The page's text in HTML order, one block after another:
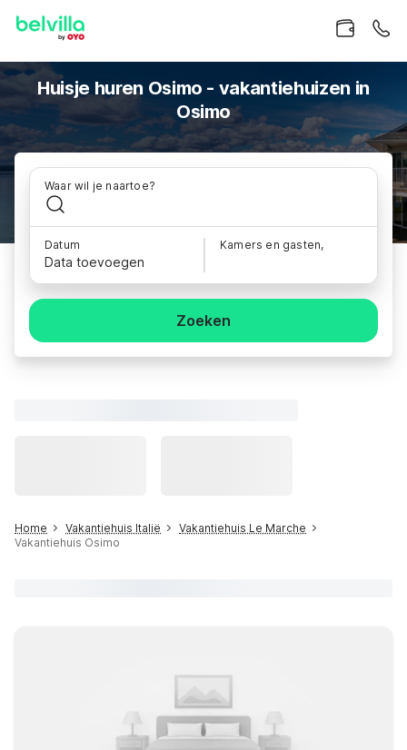
Huisje huren Osimo - vakantiehuizen in
Osimo
Waar wil je naartoe?
Datum
Data toevoegen
Kamers en gasten,
Zoeken
Home Vakantiehuis Italië
Vakantiehuis Le Marche
Vakantiehuis Osimo